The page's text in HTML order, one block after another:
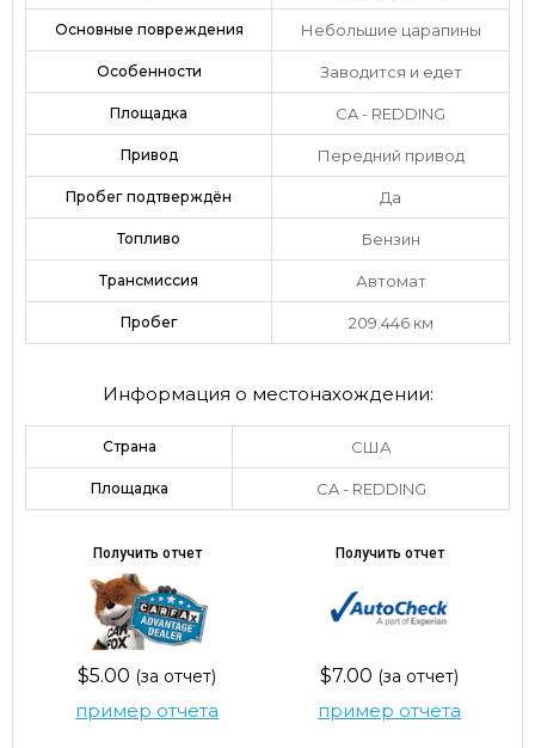
Основные повреждения Небольшие царапины
Особенности Заводится и едет
Площадка CA - REDDING
Привод Передний привод
Пробег подтверждён Да
Топливо Бензин
Трансмиссия Автомат
Пробег 209.446 км
Информация о местонахождении:
Страна США
Площадка CA - REDDING
Получить отчет
$5.00 (за отчет)
пример отчета
Получить отчет
$7.00 (за отчет)
пример отчета